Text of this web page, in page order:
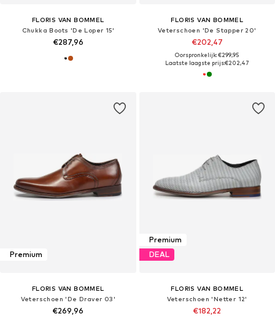
FLORIS VAN BOMMEL
Chukka Boots 'De Loper 15'
€287,96
FLORIS VAN BOMMEL
Veterschoen 'De Stapper 20'
€202,47
Oorspronkelijk: €299,95
Laatste laagste prijs:€202,47
Premium
FLORIS VAN BOMMEL
Veterschoen 'De Draver 03'
€269,96
Premium
DEAL
FLORIS VAN BOMMEL
Veterschoen 'Netter 12'
€182,22